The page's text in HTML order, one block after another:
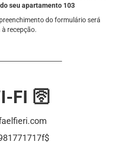
seu apartamento 103
do formulário será
à recepção.
FI 🛜